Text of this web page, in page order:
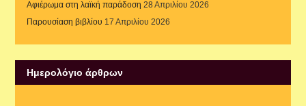
Αφιέρωμα στη λαϊκή παράδοση 28 Απριλίου 2026
Παρουσίαση βιβλίου 17 Απριλίου 2026
Ημερολόγιο άρθρων